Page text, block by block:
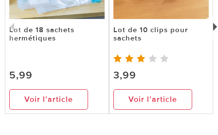
Lot de 18 sachets
hermétiques
5,99
Voir l’article
Lot de 10 clips pour
sachets
3,99
Voir l’article